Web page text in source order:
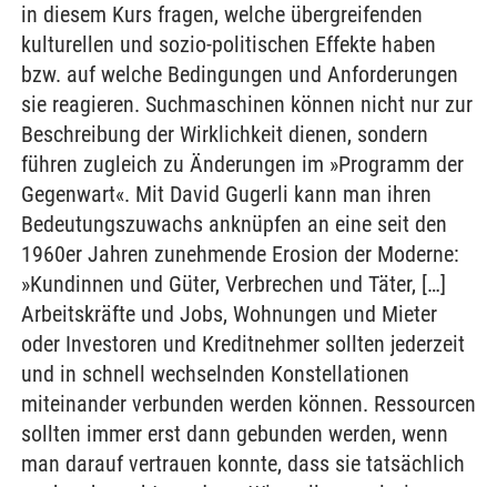
in diesem Kurs fragen, welche übergreifenden
kulturellen und sozio-politischen Effekte haben
bzw. auf welche Bedingungen und Anforderungen
sie reagieren. Suchmaschinen können nicht nur zur
Beschreibung der Wirklichkeit dienen, sondern
führen zugleich zu Änderungen im »Programm der
Gegenwart«. Mit David Gugerli kann man ihren
Bedeutungszuwachs anknüpfen an eine seit den
1960er Jahren zunehmende Erosion der Moderne:
»Kundinnen und Güter, Verbrechen und Täter, […]
Arbeitskräfte und Jobs, Wohnungen und Mieter
oder Investoren und Kreditnehmer sollten jederzeit
und in schnell wechselnden Konstellationen
miteinander verbunden werden können. Ressourcen
sollten immer erst dann gebunden werden, wenn
man darauf vertrauen konnte, dass sie tatsächlich